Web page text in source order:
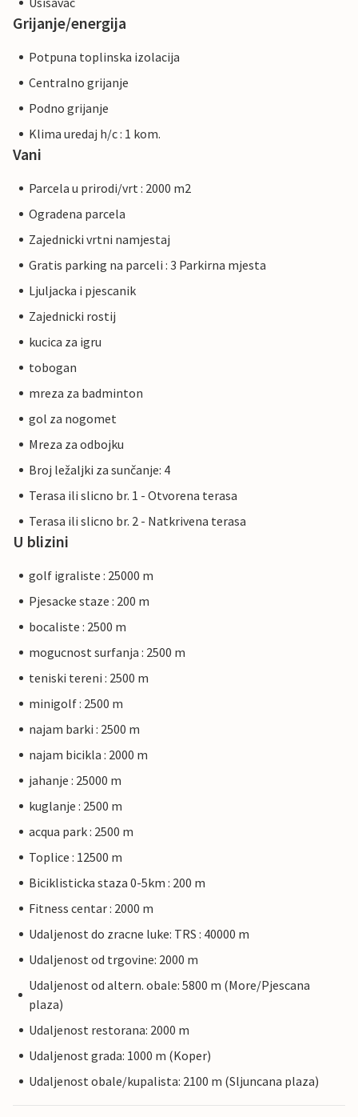
Grijanje/energija
Potpuna toplinska izolacija
Centralno grijanje
Podno grijanje
Klima uredaj h/c : 1 kom.
Vani
Parcela u prirodi/vrt : 2000 m2
Ogradena parcela
Zajednicki vrtni namjestaj
Gratis parking na parceli : 3 Parkirna mjesta
Ljuljacka i pjescanik
Zajednicki rostij
kucica za igru
tobogan
mreza za badminton
gol za nogomet
Mreza za odbojku
Broj ležaljki za sunčanje: 4
Terasa ili slicno br. 1 - Otvorena terasa
Terasa ili slicno br. 2 - Natkrivena terasa
U blizini
golf igraliste : 25000 m
Pjesacke staze : 200 m
bocaliste : 2500 m
mogucnost surfanja : 2500 m
teniski tereni : 2500 m
minigolf : 2500 m
najam barki : 2500 m
najam bicikla : 2000 m
jahanje : 25000 m
kuglanje : 2500 m
acqua park : 2500 m
Toplice : 12500 m
Biciklisticka staza 0-5km : 200 m
Fitness centar : 2000 m
Udaljenost do zracne luke: TRS : 40000 m
Udaljenost od trgovine: 2000 m
Udaljenost od altern. obale: 5800 m (More/Pjescana
plaza)
Udaljenost restorana: 2000 m
Udaljenost grada: 1000 m (Koper)
Udaljenost obale/kupalista: 2100 m (Sljuncana plaza)